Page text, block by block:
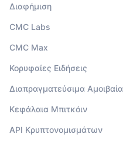
Διαφήμιση
CMC Labs
CMC Max
Κορυφαίες Ειδήσεις
Διαπραγματεύσιμα Αμοιβαία
Κεφάλαια Μπιτκόιν
API Κρυπτονομισμάτων